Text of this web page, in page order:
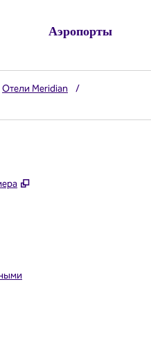
Аэропорты
Отели Meridian
/
,